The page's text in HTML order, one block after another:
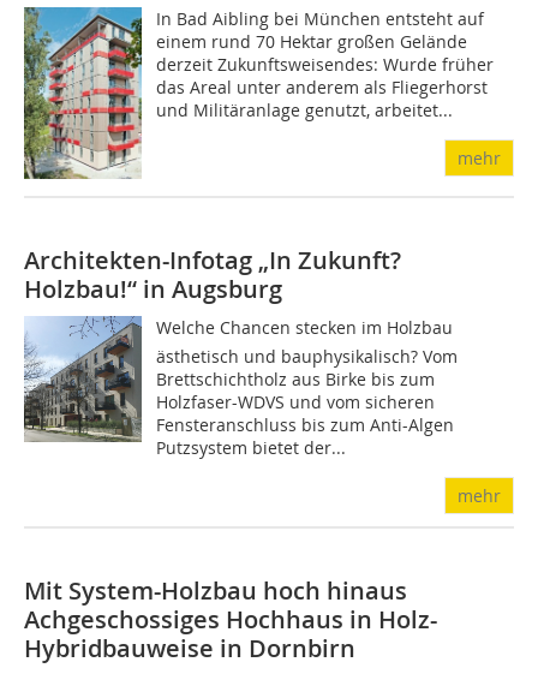
In Bad Aibling bei München entsteht auf
einem rund 70 Hektar großen Gelände
derzeit Zukunftsweisendes: Wurde früher
das Areal unter anderem als Fliegerhorst
und Militäranlage genutzt, arbeitet...
mehr
Architekten-Infotag „In Zukunft?
Holzbau!“ in Augsburg
Welche Chancen stecken im Holzbau 
ästhetisch und bauphysikalisch? Vom
Brettschichtholz aus Birke bis zum
Holzfaser-WDVS und vom sicheren
Fensteranschluss bis zum Anti-Algen
Putzsystem bietet der...
mehr
Mit System-Holzbau hoch hinaus
Achgeschossiges Hochhaus in Holz-
Hybridbauweise in Dornbirn